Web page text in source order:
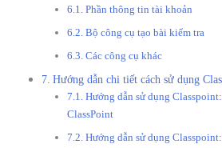
Phần thông tin tài khoản
Bộ công cụ tạo bài kiểm tra
Các công cụ khác
Hướng dẫn chi tiết cách sử dụng
Hướng dẫn sử dụng
ClassPoint
Hướng dẫn sử dụng